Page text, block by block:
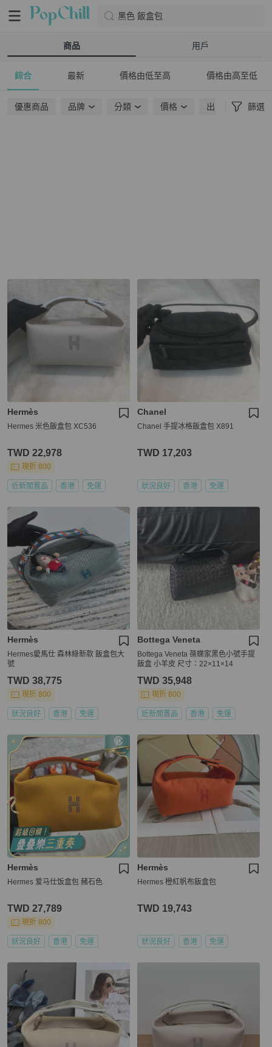
黑色 飯盒包
商品 用戶
綜合 最新 價格由低至高 價格由高至低
優惠商品 品牌 分類 價格 出貨地點 篩選
Hermès
Hermes 米色飯盒包 XC536
TWD 22,978
現折 800
近新閒置品 香港 免運
Chanel
Chanel 手提冰格飯盒包 X891
TWD 17,203
狀況良好 香港 免運
Hermès
Hermes愛馬仕 森林綠新款 飯盒包大
號
TWD 38,775
現折 800
狀況良好 香港 免運
Bottega Veneta
Bottega Veneta 葆蝶家黑色小號手提
飯盒 小羊皮 尺寸：22×11×14
TWD 35,948
現折 800
近新閒置品 香港 免運
Hermès
Hermes 爱马仕饭盒包 赭石色
TWD 27,789
現折 800
狀況良好 香港 免運
Hermès
Hermes 橙紅帆布飯盒包
TWD 19,743
狀況良好 香港 免運